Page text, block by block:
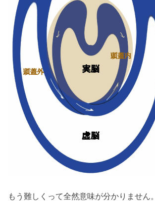
もう難しくって全然意味が分かりません。